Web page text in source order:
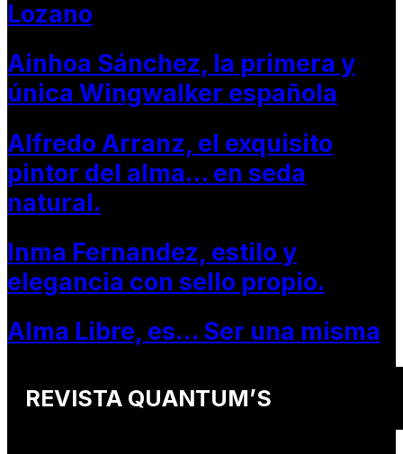
Lozano
Ainhoa Sánchez, la primera y
única Wingwalker española
Alfredo Arranz, el exquisito
pintor del alma… en seda
natural.
Inma Fernandez, estilo y
elegancia con sello propio.
Alma Libre, es… Ser una misma
REVISTA QUANTUM’S